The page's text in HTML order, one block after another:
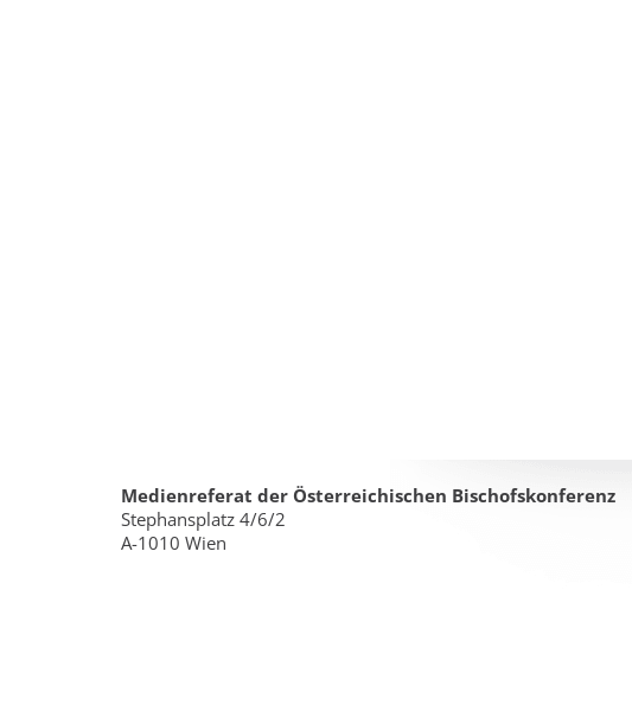
Medienreferat der Österreichischen Bischofskonferenz
Stephansplatz 4/6/2
A-1010 Wien